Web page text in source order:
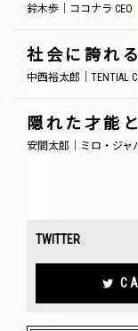
鈴木歩｜ココナラ CEO
社会に誇れ
中西裕太郎｜TENTIAL
隠れた才能
安間太郎｜ミロ・ジャ
TWITTER